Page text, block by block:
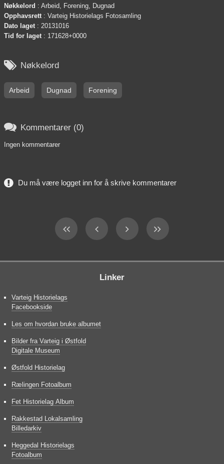
Nøkkelord : Arbeid, Forening, Dugnad
Opphavsrett: Varteig Historielags Fotosamling
Dato laget: 20131016
Tid for laget: 171628+0000
 Nøkkelord
Arbeid Dugnad Forening
 Kommentarer (0)
Ingen kommentarer
Du må være logget inn for å skrive kommentarer
Linker
Varteig Historielags
Facebookside
Les om hvordan bruke albumet
Bilder fra Varteig i Østfold
Digitale Museum
Østfold Historielag
Rælingen Fotoalbum
Fet Historielag Album
Rakkestad Lokalsamling
Billedarkiv
Heggedal Historielags
Fotoalbum